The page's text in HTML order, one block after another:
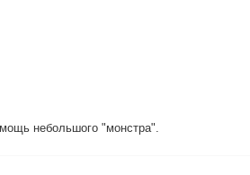
небольшого "монстра".